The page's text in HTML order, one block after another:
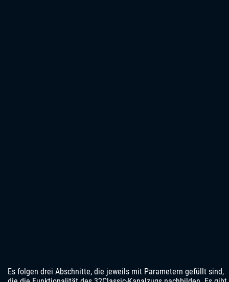
Es folgen drei Abschnitte, die jeweils mit Parametern gefüllt sind,